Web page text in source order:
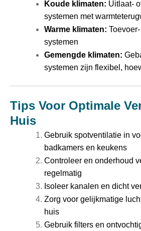
Koude klimaten: Uitlaat-
systemen met
Warme klimaten:
systemen
Gemengde klimaten:
systemen zijn flexibel,
Tips Voor Optimale
Huis
Gebruik spotventilatie in
badkamers en keukens
Controleer en onderhoud
regelmatig
Isoleer kanalen en dicht
Zorg voor gelijkmatige
huis
Gebruik filters en